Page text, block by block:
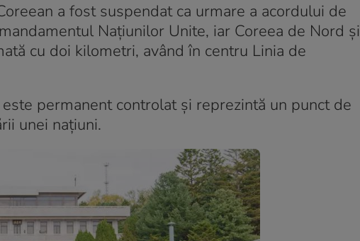
a fost suspendat ca urmare a acordului de
Naţiunilor Unite, iar Coreea de Nord şi
cu doi kilometri, având în centru Linia de
permanent controlat şi reprezintă un punct de
unei naţiuni.